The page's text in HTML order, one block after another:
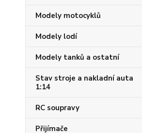
Modely motocyklů
Modely lodí
Modely tanků a ostatní
Stav stroje a nakladní auta
1:14
RC soupravy
Přijímače